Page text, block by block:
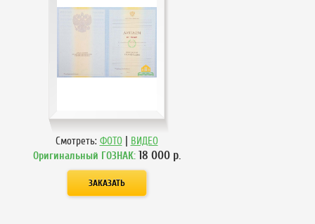
Смотреть: ФОТО | ВИДЕО
Оригинальный ГОЗНАК: 18 000р.